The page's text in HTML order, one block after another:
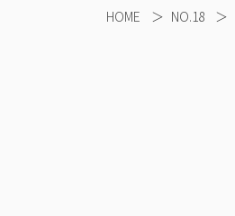
HOME ＞ NO.18 ＞